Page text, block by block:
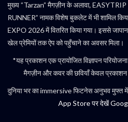
मुख्य “Tarzan” मैगज़ीन के अलावा,
RUNNER” नामक विशेष बुकलेट में भी शामिल
EXPO 2026 में वितरित किया गया। इससे
खेल प्रेमियों तक ऐप को पहुँचाने का अवसर मिला।
*यह प्रकाशन एक प्रायोजित विज्ञापन
मैगज़ीन और कवर की छवियाँ केवल प्रकाशन
दुनिया भर का immersive फिटनेस अनुभव मुफ्त
App Store पर देखें